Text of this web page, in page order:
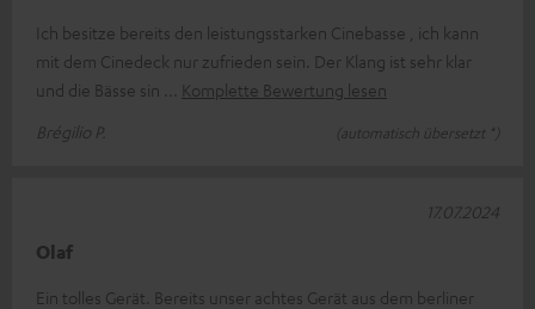
Ich besitze bereits den leistungsstarken Cinebasse , ich kann
mit dem Cinedeck nur zufrieden sein. Der Klang ist sehr klar
und die Bässe sin
Komplette Bewertung lesen
Brégilio P.
(automatisch übersetzt *)
Olaf
Ein tolles Gerät. Bereits unser achtes Gerät aus dem berliner
17.07.2024